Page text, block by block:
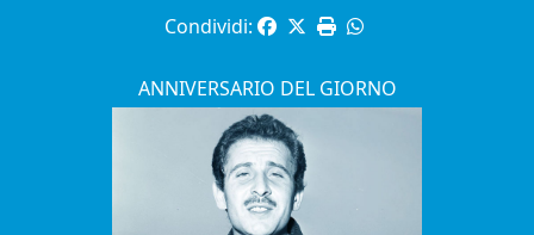
Condividi:
ANNIVERSARIO DEL GIORNO